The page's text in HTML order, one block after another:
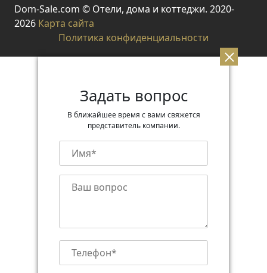
Dom-Sale.com © Отели, дома и коттеджи. 2020-
2026 Карта сайта
Политика конфиденциальности
Задать вопрос
В ближайшее время с вами свяжется
представитель компании.